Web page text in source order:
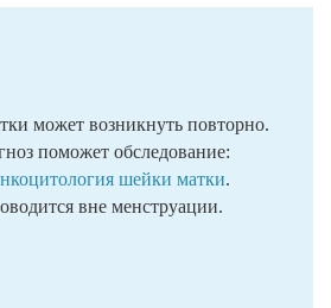
может возникнуть повторно.
поможет обследование:
шейки матки.
вне менструации.